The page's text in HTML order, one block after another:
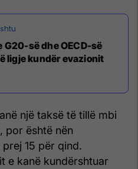
G20-së dhe OECD-së
ligje kundër evazionit
një taksë të tillë mbi
por është nën
15 për qind.
e kanë kundërshtuar